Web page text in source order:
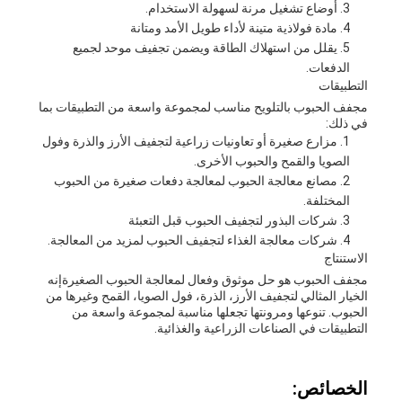
أوضاع تشغيل مرنة لسهولة الاستخدام.
مادة فولاذية متينة لأداء طويل الأمد ومتانة
يقلل من استهلاك الطاقة ويضمن تجفيف موحد لجميع
الدفعات.
التطبيقات
مجفف الحبوب بالتلويح مناسب لمجموعة واسعة من التطبيقات بما
في ذلك:
مزارع صغيرة أو تعاونيات زراعية لتجفيف الأرز والذرة وفول
الصويا والقمح والحبوب الأخرى.
مصانع معالجة الحبوب لمعالجة دفعات صغيرة من الحبوب
المختلفة.
شركات البذور لتجفيف الحبوب قبل التعبئة
شركات معالجة الغذاء لتجفيف الحبوب لمزيد من المعالجة.
الاستنتاج
مجفف الحبوب هو حل موثوق وفعال لمعالجة الحبوب الصغيرةإنه
الخيار المثالي لتجفيف الأرز، الذرة، فول الصويا، القمح وغيرها من
الحبوب. تنوعها ومرونتها تجعلها مناسبة لمجموعة واسعة من
التطبيقات في الصناعات الزراعية والغذائية.
الخصائص: